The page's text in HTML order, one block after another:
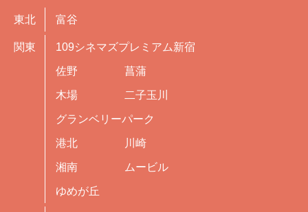
東北 富谷
関東 109シネマズプレミアム新宿
佐野 菖蒲
木場 二子玉川
グランベリーパーク
港北 川崎
湘南 ムービル
ゆめが丘